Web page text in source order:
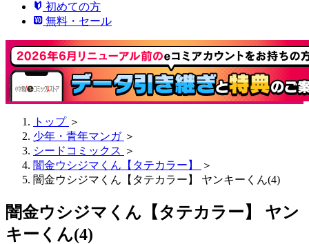
初めての方
無料・セール
トップ ＞
少年・青年マンガ ＞
シードコミックス ＞
闇金ウシジマくん【タテカラー】
＞
闇金ウシジマくん【タテカラー】 ヤンキーくん(4)
闇金ウシジマくん【タテカラー】 ヤン
キーくん(4)